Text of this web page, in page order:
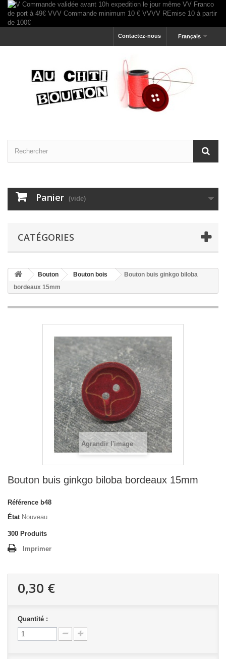
Français
Contactez-nous
Panier (vide)
CATÉGORIES
Bouton Bouton bois
Bouton buis ginkgo biloba
bordeaux 15mm
Agrandir l'image
Bouton buis ginkgo biloba bordeaux 15mm
Référence b48
État Nouveau
300 Produits
Imprimer
0,30 €
Quantité :